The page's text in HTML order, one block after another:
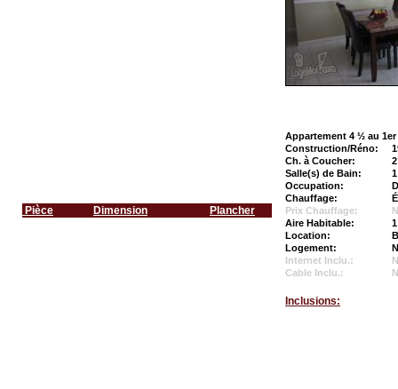
Pièce Dimension Plancher
Appartement 4 ½ au 1er
Construction/Réno:
Ch. à Coucher:
2
Salle(s) de Bain:
1
Occupation:
Chauffage:
Prix Chauffage:
Aire Habitable:
Location:
Logement:
Internet Inclu.:
Cable Inclu.:
Inclusions: